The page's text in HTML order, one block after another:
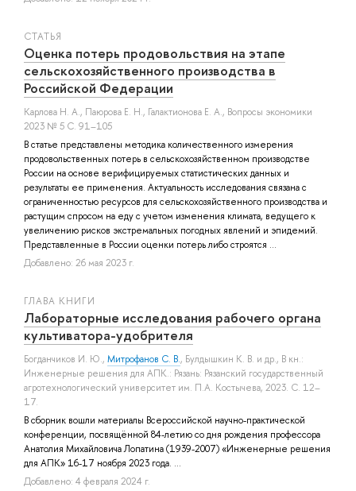
СТАТЬЯ
Оценка потерь продовольствия на этапе
сельскохозяйственного производства в
Российской Федерации
Карлова Н. А., Паюрова Е. Н., Галактионова Е. А., Вопросы экономики
2023 № 5 С. 91–105
В статье представлены методика количественного измерения
продовольственных потерь в сельскохозяйственном производстве
России на основе верифицируемых статистических данных и
результаты ее применения. Актуальность исследования связана с
ограниченностью ресурсов для сельскохозяйственного производства и
растущим спросом на еду с учетом изменения климата, ведущего к
увеличению рисков экстремальных погодных явлений и эпидемий.
Представленные в России оценки потерь либо строятся ...
Добавлено: 26 мая 2023 г.
ГЛАВА КНИГИ
Лабораторные исследования рабочего органа
культиватора-удобрителя
Богданчиков И. Ю., Митрофанов С. В., Булдышкин К. В. и др., В кн.:
Инженерные решения для АПК.: Рязань: Рязанский государственный
агротехнологический университет им. П.А. Костычева, 2023. С. 12–
17.
В сборник вошли материалы Всероссийской научно-практической
конференции, посвящённой 84-летию со дня рождения профессора
Анатолия Михайловича Лопатина (1939-2007) «Инженерные решения
для АПК» 16-17 ноября 2023 года. ...
Добавлено: 4 февраля 2024 г.